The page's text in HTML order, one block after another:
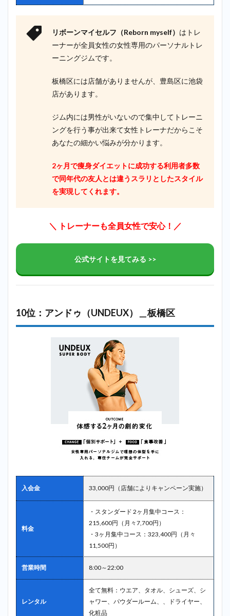
リボーンマイセルフ（Reborn myself） はトレ
ーナーが全員女性の女性専用のパーソナルトレ
ーニングジムです。
板橋区には店舗がありませんが、豊島区に池袋
店があります。
ジム内には男性がいないので集中してトレーニ
ングを行う事が出来て女性トレーナだからこそ
あなたの細かい悩みが分かります。
2ヶ月で痩身ダイエットに成功する利用者多数
で同年代の友人とは違うスラリとしたスタイル
を実現してくれます。
＼ トレーナーも全員女性で安心！／
公式サイトを見てみる >>
10位：アンドゥ（UNDEUX）＿板橋区
入会金 33,000円（店舗によりキャンペーン実施）
料金
・スタンダード 2ヶ月集中コース：
215,600円（月々7,700円）
・3ヶ月集中コース：323,400円（月々
11,500円）
営業時間 8:00～22:00
レンタル
全て無料：ウエア、タオル、シューズ、シ
ャワー、パウダールーム、、ドライヤー、
化粧品